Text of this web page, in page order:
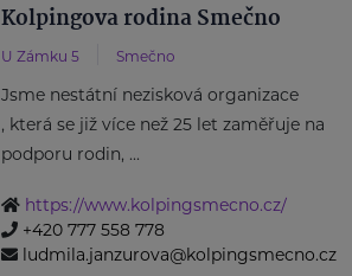
Kolpingova rodina Smečno
U Zámku 5 Smečno
Jsme nestátní nezisková organizace
, která se již více než 25 let zaměřuje na
podporu rodin, ...
https://www.kolpingsmecno.cz/
+420 777 558 778
ludmila.janzurova@kolpingsmecno.cz